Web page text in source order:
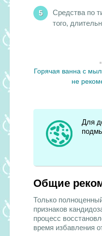
Средства по
того,
Горячая ванна с
не
Для
Общие
Только
признаков
процесс
время избавления